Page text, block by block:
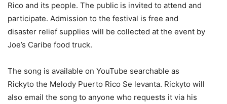
Rico and its people. The public is invited to attend and
participate. Admission to the festival is free and
disaster relief supplies will be collected at the event by
Joe’s Caribe food truck.
The song is available on YouTube searchable as
Rickyto the Melody Puerto Rico Se levanta. Rickyto will
also email the song to anyone who requests it via his